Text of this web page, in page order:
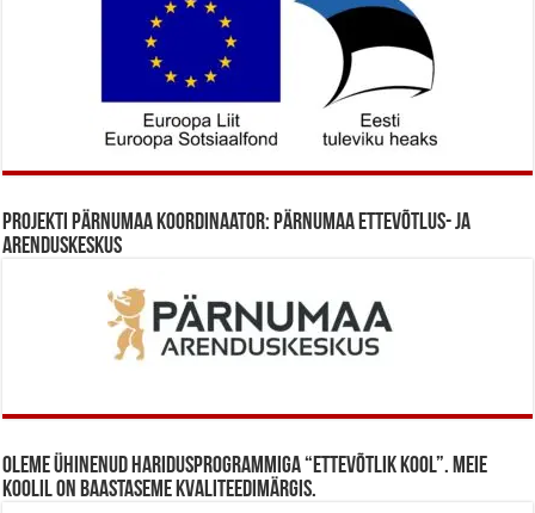
Projekti Pärnumaa koordinaator: Pärnumaa Ettevõtlus- ja
Arenduskeskus
Oleme ühinenud haridusprogrammiga “Ettevõtlik Kool”. Meie
koolil on baastaseme kvaliteedimärgis.